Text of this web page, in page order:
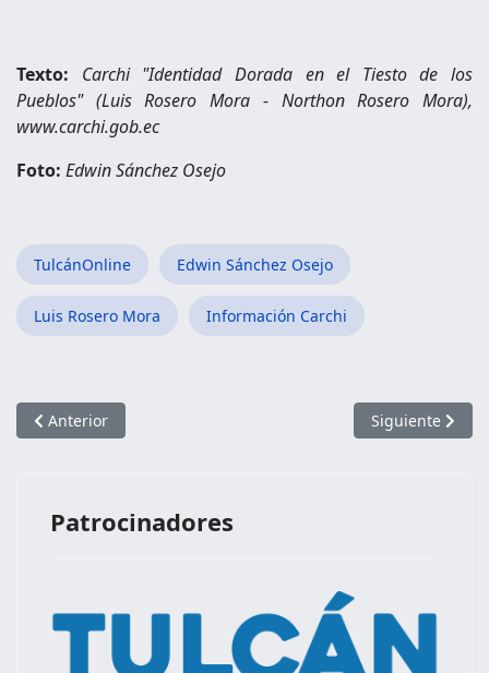
Texto: Carchi "Identidad Dorada en el Tiesto de los
Pueblos" (Luis Rosero Mora - Northon Rosero Mora),
www.carchi.gob.ec
Foto: Edwin Sánchez Osejo
TulcánOnline Edwin Sánchez Osejo
Luis Rosero Mora Información Carchi
Artículo anterior: Parroquia Chical
Anterior Artículo
Siguiente
Patrocinadores